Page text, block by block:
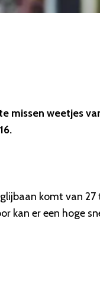
missen weetjes
komt van
kan er een hoge